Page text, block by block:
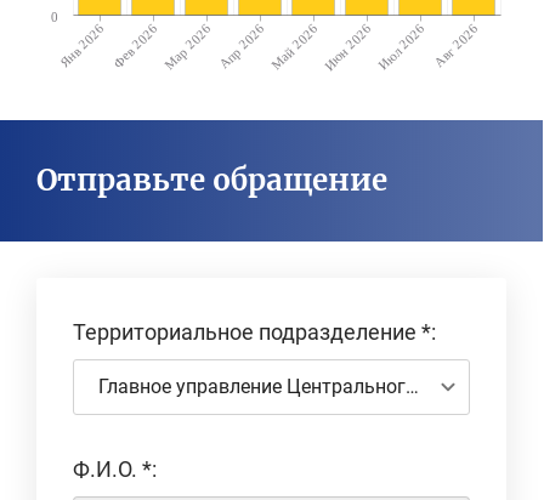
Янв 2026 Фев 2026 Мар 2026 Апр 2026 Май 2026 Июн 2026 Июл 2026 Авг 2026
0
Отправьте обращение
Территориальное подразделение *:
Главное управление Центрального банка по городу Ташкенту
Ф.И.О. *: